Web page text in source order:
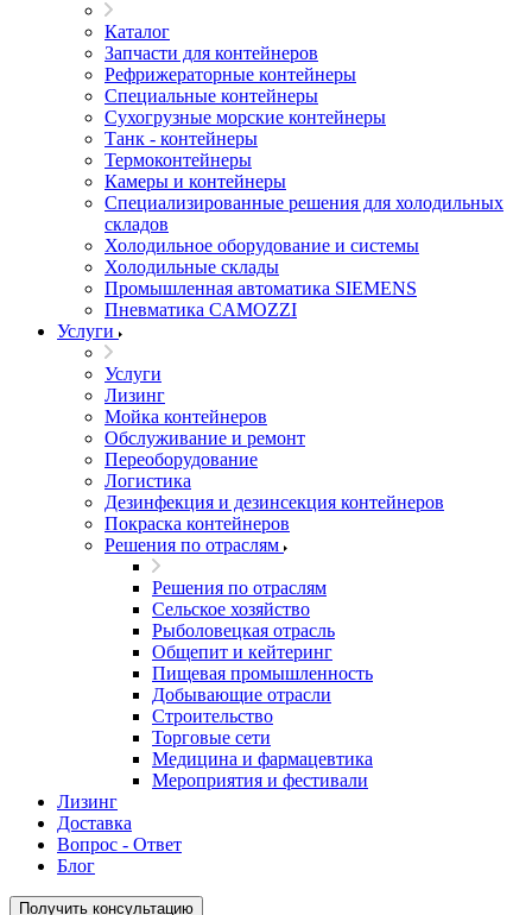
Каталог
Запчасти для контейнеров
Рефрижераторные контейнеры
Специальные контейнеры
Сухогрузные морские контейнеры
Танк - контейнеры
Термоконтейнеры
Камеры и контейнеры
Специализированные решения для холодильных
складов
Холодильное оборудование и системы
Холодильные склады
Промышленная автоматика SIEMENS
Пневматика CAMOZZI
Услуги
Услуги
Лизинг
Мойка контейнеров
Обслуживание и ремонт
Переоборудование
Логистика
Дезинфекция и дезинсекция контейнеров
Покраска контейнеров
Решения по отраслям
Решения по отраслям
Сельское хозяйство
Рыболовецкая отрасль
Общепит и кейтеринг
Пищевая промышленность
Добывающие отрасли
Строительство
Торговые сети
Медицина и фармацевтика
Мероприятия и фестивали
Лизинг
Доставка
Вопрос - Ответ
Блог
Получить консультацию